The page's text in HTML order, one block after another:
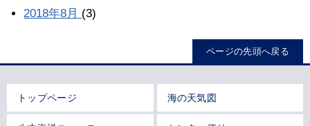
2018年8月 (3)
ページの先頭へ戻る
トップページ 海の天気図